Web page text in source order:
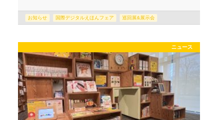
お知らせ 国際デジタルえほんフェア 巡回展&展示会
ニュース